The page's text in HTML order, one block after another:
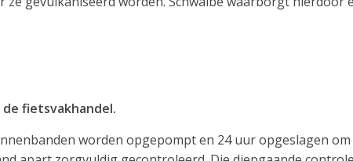
fietsvakhandel.
worden opgepompt en 24 uur opgeslagen